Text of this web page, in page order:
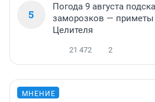
5
Погода 9 августа
заморозков —
Целителя
21 472 2
МНЕНИЕ